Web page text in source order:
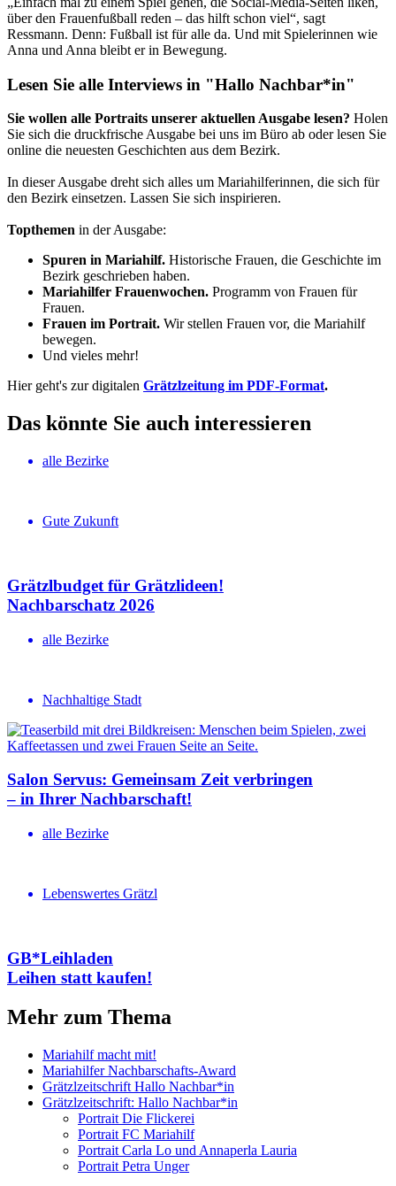
über den Frauenfußball reden – das hilft schon viel“, sagt
Ressmann. Denn: Fußball ist für alle da. Und mit Spielerinnen wie
Anna und Anna bleibt er in Bewegung.
Lesen Sie alle Interviews in "Hallo Nachbar*in"
Sie wollen alle Portraits unserer aktuellen Ausgabe lesen? Holen
Sie sich die druckfrische Ausgabe bei uns im Büro ab oder lesen Sie
online die neuesten Geschichten aus dem Bezirk.
In dieser Ausgabe dreht sich alles um Mariahilferinnen, die sich für
den Bezirk einsetzen. Lassen Sie sich inspirieren.
Topthemen in der Ausgabe:
Spuren in Mariahilf. Historische Frauen, die Geschichte im
Bezirk geschrieben haben.
Mariahilfer Frauenwochen. Programm von Frauen für
Frauen.
Frauen im Portrait. Wir stellen Frauen vor, die Mariahilf
bewegen.
Und vieles mehr!
Hier geht's zur digitalen Grätzlzeitung im PDF-Format.
Das könnte Sie auch interessieren
alle Bezirke
Gute Zukunft
Grätzlbudget für Grätzlideen!
Nachbar­schatz 2026
alle Bezirke
Nachhaltige Stadt
Salon Servus: Gemeinsam Zeit verbringen
– in Ihrer Nachbar­schaft!
alle Bezirke
Lebenswertes Grätzl
GB*Leihladen
Leihen statt kaufen!
Mehr zum Thema
Mariahilf macht mit!
Mariahilfer Nachbarschafts-Award
Grätzlzeitschrift Hallo Nachbar*in
Grätzlzeitschrift: Hallo Nachbar*in
Portrait Die Flickerei
Portrait FC Mariahilf
Portrait Carla Lo und Annaperla Lauria
Portrait Petra Unger